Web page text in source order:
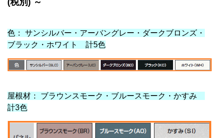
色： サンシルバー・アーバングレー・ダークブロンズ・
ブラック・ホワイト 計5色
屋根材： ブラウンスモーク・ブルースモーク・かすみ
計3色